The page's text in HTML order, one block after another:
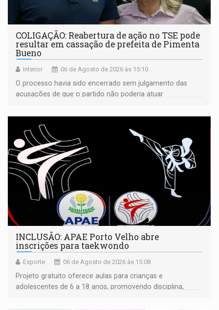
COLIGAÇÃO: Reabertura de ação no TSE pode
resultar em cassação de prefeita de Pimenta
Bueno
Interior 06 de Agosto de 2026 às 15:10
O processo havia sido encerrado sem julgamento das
acusações de que o partido não poderia atuar
INCLUSÃO: APAE Porto Velho abre
inscrições para taekwondo
Esporte 06 de Agosto de 2026 às 15:08
Projeto gratuito oferece aulas para crianças e
adolescentes de 6 a 18 anos, promovendo disciplina,